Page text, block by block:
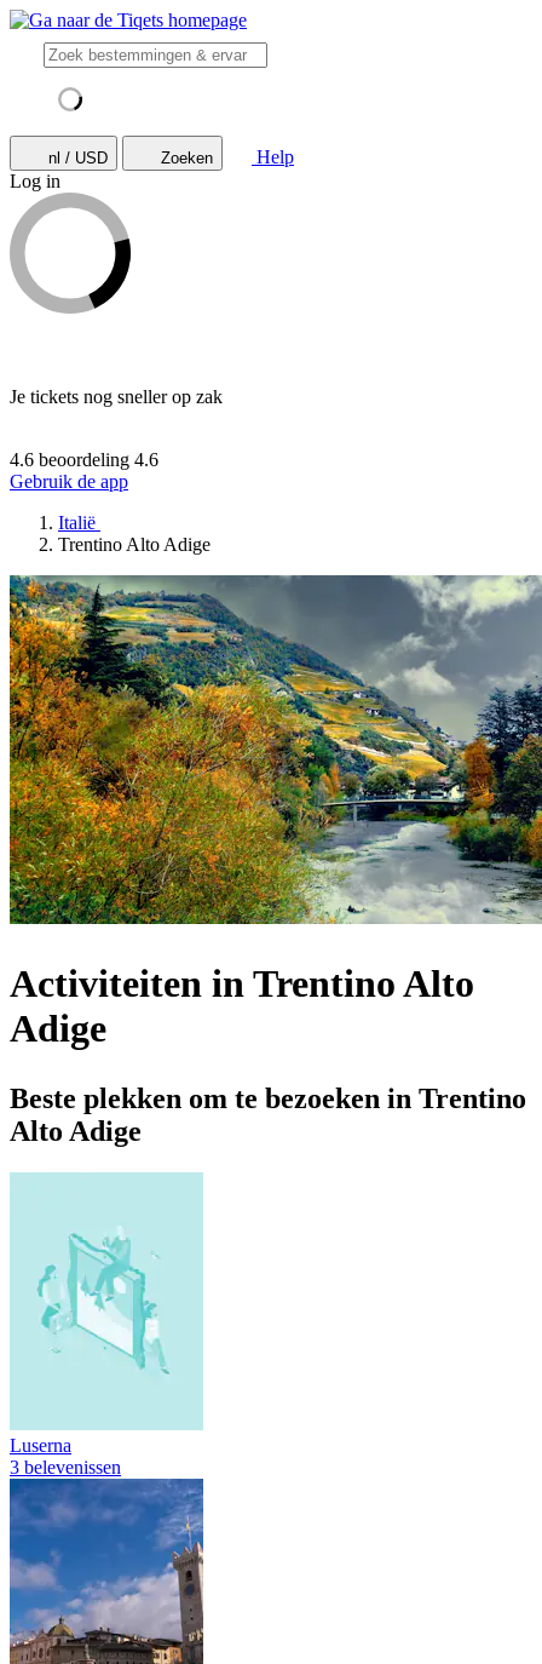
nl / USD Zoeken
Help
Log in
Je tickets nog sneller op zak
4.6 beoordeling 4.6
Gebruik de app
Italië
Trentino Alto Adige
Activiteiten in Trentino Alto
Adige
Beste plekken om te bezoeken in Trentino
Alto Adige
Luserna
3 belevenissen